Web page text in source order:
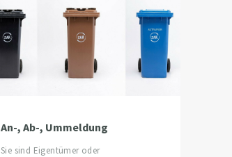
An-, Ab-, Ummeldung
Sie sind Eigentümer oder